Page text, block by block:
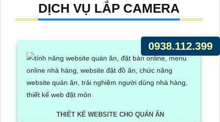
DỊCH VỤ LẮP CAMERA
THIẾT KẾ WEBSITE CHO QUÁN ĂN
0938.112.399